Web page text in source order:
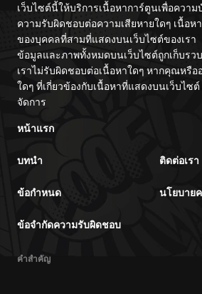
เว็บไซต์นี้ให้บริการเนื้อหาการ์ตูนเพื่อควา
ความรับผิดชอบต่อความเสียหายใดๆ เนื้อ
ของบุคคลที่สามที่แสดงบนเว็บไซต์ของเรา
ข้อมูลและภาพทั้งหมดบนเว็บไซต์ถูกเก็บรว
เราไม่รับผิดชอบต่อเนื้อหาใดๆ หากคุณหรื
ใดๆ ที่เกี่ยวข้องกับเนื้อหาที่แสดงบนเว็บไซ
จัดการ
หน้าแรก
บทนำ ติดต่อเรา
ข้อกำหนด นโยบาย
ข้อจำกัดความรับผิดชอบ
คำสำคัญ